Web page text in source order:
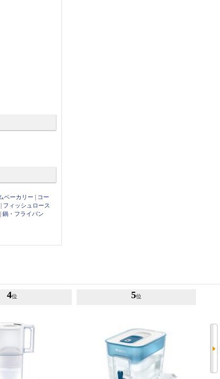
ベーカリー
コー
フィッシュロース
|鍋・フライパン
4位 5位